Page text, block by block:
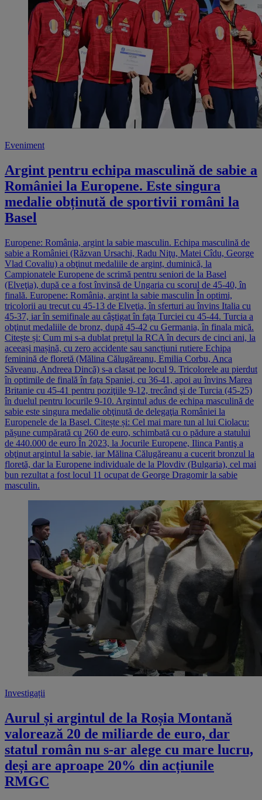
Eveniment
Argint pentru echipa masculină de sabie a
României la Europene. Este singura
medalie obținută de sportivii români la
Basel
Europene: România, argint la sabie masculin. Echipa masculină de
sabie a României (Răzvan Ursachi, Radu Niţu, Matei Cîdu, George
Vlad Covaliu) a obţinut medaliile de argint, duminică, la
Campionatele Europene de scrimă pentru seniori de la Basel
(Elveţia), după ce a fost învinsă de Ungaria cu scorul de 45-40, în
finală. Europene: România, argint la sabie masculin În optimi,
tricolorii au trecut cu 45-13 de Elveţia, în sferturi au învins Italia cu
45-37, iar în semifinale au câştigat în faţa Turciei cu 45-44. Turcia a
obţinut medaliile de bronz, după 45-42 cu Germania, în finala mică.
Citește și: Cum mi s-a dublat prețul la RCA în decurs de cinci ani, la
aceeași mașină, cu zero accidente sau sancțiuni rutiere Echipa
feminină de floretă (Mălina Călugăreanu, Emilia Corbu, Anca
Săveanu, Andreea Dincă) s-a clasat pe locul 9. Tricolorele au pierdut
în optimile de finală în faţa Spaniei, cu 36-41, apoi au învins Marea
Britanie cu 45-41 pentru poziţiile 9-12, trecând şi de Turcia (45-25)
în duelul pentru locurile 9-10. Argintul adus de echipa masculină de
sabie este singura medalie obţinută de delegaţia României la
Europenele de la Basel. Citește și: Cel mai mare tun al lui Ciolacu:
pășune cumpărată cu 260 de euro, schimbată cu o pădure a statului
de 440.000 de euro În 2023, la Jocurile Europene, Ilinca Pantiş a
obţinut argintul la sabie, iar Mălina Călugăreanu a cucerit bronzul la
floretă, dar la Europene individuale de la Plovdiv (Bulgaria), cel mai
bun rezultat a fost locul 11 ocupat de George Dragomir la sabie
masculin.
Investigații
Aurul și argintul de la Roșia Montană
valorează 20 de miliarde de euro, dar
statul român nu s-ar alege cu mare lucru,
deși are aproape 20% din acțiunile
RMGC